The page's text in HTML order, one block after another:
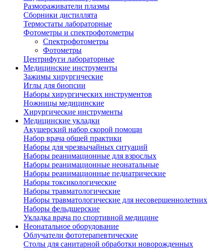
Размораживатели плазмы
Сборники дистиллята
Термостаты лабораторные
Фотометры и спектрофотометры
Спектрофотометры
Фотометры
Центрифуги лабораторные
Медицинские инструменты
Зажимы хирургические
Иглы для биопсии
Наборы хирургических инструментов
Ножницы медицинские
Хирургические инструменты
Медицинские укладки
Акушерский набор скорой помощи
Набор врача общей практики
Наборы для чрезвычайных ситуаций
Наборы реанимационные для взрослых
Наборы реанимационные неонатальные
Наборы реанимационные педиатрические
Наборы токсикологические
Наборы травматологические
Наборы травматологические для несовершеннолетних
Наборы фельдшерские
Укладка врача по спортивной медицине
Неонатальное оборудование
Облучатели фототерапевтические
Столы для санитарной обработки новорожденных